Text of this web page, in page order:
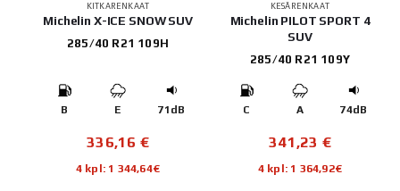
KITKARENKAAT
Michelin X-ICE SNOW SUV
285/40 R21 109H
B E 71dB
336,16 €
4 kpl: 1 344,64€
KESÄRENKAAT
Michelin PILOT SPORT 4
SUV
285/40 R21 109Y
C A 74dB
341,23 €
4 kpl: 1 364,92€